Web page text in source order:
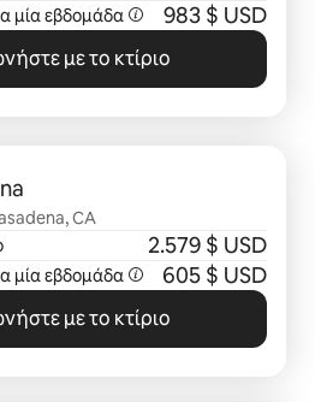
μίαεβδομάδα 983 $ USD
με το κτίριο
CA
2.579 $ USD
μίαεβδομάδα 605 $ USD
με το κτίριο